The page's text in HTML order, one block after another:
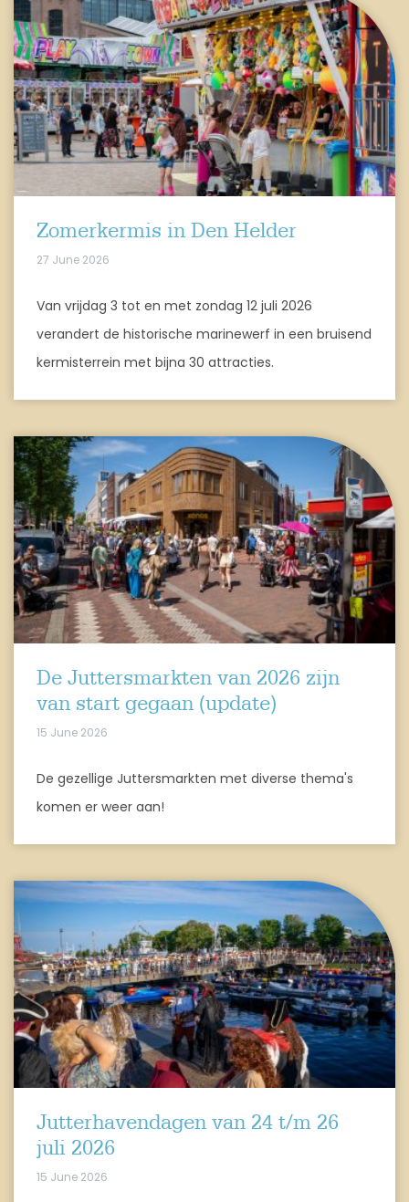
Zomerkermis in Den Helder
27 June 2026
Van vrijdag 3 tot en met zondag 12 juli 2026
verandert de historische marinewerf in een bruisend
kermisterrein met bijna 30 attracties.
De Juttersmarkten van 2026 zijn
van start gegaan (update)
15 June 2026
De gezellige Juttersmarkten met diverse thema's
komen er weer aan!
Jutterhavendagen van 24 t/m 26
juli 2026
15 June 2026